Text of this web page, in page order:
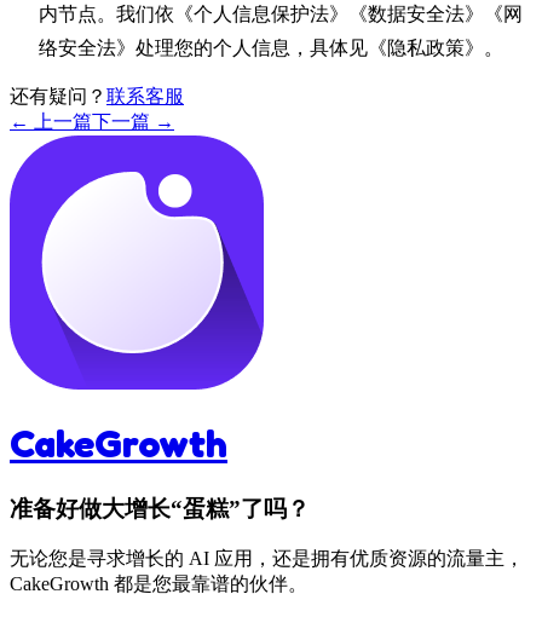
内节点。我们依《个人信息保护法》《数据安全法》《网
络安全法》处理您的个人信息，具体见《隐私政策》。
还有疑问？ 联系客服
← 上一篇下一篇 →
CakeGrowth
准备好做大增长“蛋糕”了吗？
无论您是寻求增长的 AI 应用，还是拥有优质资源的流量主，
CakeGrowth 都是您最靠谱的伙伴。